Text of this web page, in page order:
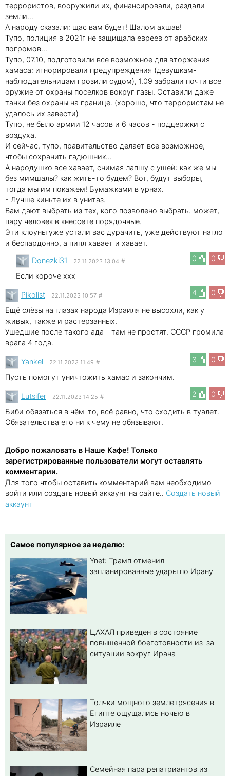
террористов, вооружили их, финансировали, раздали
земли...
А народу сказали: щас вам будет! Шалом ахшав!
Тупо, полиция в 2021г не защищала евреев от арабских
погромов...
Тупо, 07.10, подготовили все возможное для вторжения
хамаса: игнорировали предупреждения (девушкам-
наблюдательницам грозили судом), 1.09 забрали почти все
оружие от охраны поселков вокруг газы. Оставили даже
танки без охраны на границе. (хорошо, что террористам не
удалось их завести)
Тупо, не было армии 12 часов и 6 часов - поддержки с
воздуха.
И сейчас, тупо, правительство делает все возможное,
чтобы сохранить гадюшник...
А народушко все хавает, снимая лапшу с ушей: как же мы
без мимшалы? как жить-то будем? Вот, будут выборы,
тогда мы им покажем! Бумажками в урнах.
- Лучше киньте их в унитаз.
Вам дают выбрать из тех, кого позволено выбрать. может,
пару человек в кнессете порядочные.
Эти клоуны уже устали вас дурачить, уже действуют нагло
и беспардонно, а пипл хавает и хавает.
0
0
Donezki31 22.11.2023 13:04 #
Если короче xxx
4
0
Pikolist 22.11.2023 10:57 #
Ещё слёзы на глазах народа Израиля не высохли, как у
живых, также и растерзанных.
Ушедшие после такого ада - там не простят. СССР громила
врага 4 года.
3
0
Yankel 22.11.2023 11:49 #
Пусть помогут уничтожить хамас и закончим.
2
0
Lutsifer 22.11.2023 14:25 #
Биби обязаться в чём-то, всё равно, что сходить в туалет.
Обязательства его ни к чему не обязывают.
Добро пожаловать в Наше Кафе! Только
зарегистрированные пользователи могут оставлять
комментарии.
Для того чтобы оставить комментарий вам необходимо
войти или создать новый аккаунт на сайте.. Создать новый
аккаунт
Самое популярное за неделю:
Ynet: Трамп отменил
запланированные удары по Ирану
ЦАХАЛ приведен в состояние
повышенной боеготовности из-за
ситуации вокруг Ирана
Толчки мощного землетрясения в
Египте ощущались ночью в
Израиле
Семейная пара репатриантов из